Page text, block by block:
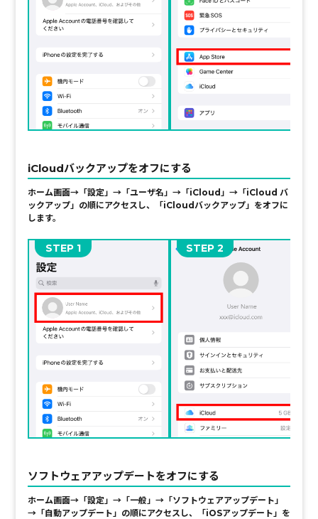
iCloudバックアップをオフにする
ホーム画面→「設定」→「ユーザ名」→「iCloud」→「iCloud バ
ックアップ」の順にアクセスし、
「iCloudバックアップ」をオフに
します。
STEP STEP
ソフトウェアアップデートをオフにする
ホーム画面→「設定」→「一般」→「ソフトウェアアップデート」
→「自動アップデート」 の順にアクセスし、
「iOSアップデート」を